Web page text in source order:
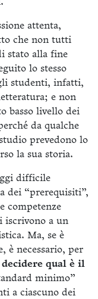
attenta,
che non tutti
stato alla fine
lo stesso
studenti, infatti,
e non
basso livello dei
da qualche
prevedono lo
la sua storia.
difficile
dei “prerequisiti”,
competenze
iscrivono a un
Ma, se è
è necessario, per
decidere qual è il
minimo”
a ciascuno dei